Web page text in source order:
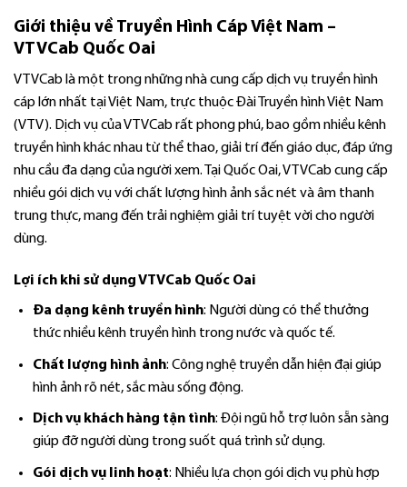
Giới thiệu về Truyền Hình Cáp Việt Nam –
VTVCab Quốc Oai
VTVCab là một trong những nhà cung cấp dịch vụ truyền hình
cáp lớn nhất tại Việt Nam, trực thuộc Đài Truyền hình Việt Nam
(VTV). Dịch vụ của VTVCab rất phong phú, bao gồm nhiều kênh
truyền hình khác nhau từ thể thao, giải trí đến giáo dục, đáp ứng
nhu cầu đa dạng của người xem. Tại Quốc Oai, VTVCab cung cấp
nhiều gói dịch vụ với chất lượng hình ảnh sắc nét và âm thanh
trung thực, mang đến trải nghiệm giải trí tuyệt vời cho người
dùng.
Lợi ích khi sử dụng VTVCab Quốc Oai
Đa dạng kênh truyền hình: Người dùng có thể thưởng
thức nhiều kênh truyền hình trong nước và quốc tế.
Chất lượng hình ảnh: Công nghệ truyền dẫn hiện đại giúp
hình ảnh rõ nét, sắc màu sống động.
Dịch vụ khách hàng tận tình: Đội ngũ hỗ trợ luôn sẵn sàng
giúp đỡ người dùng trong suốt quá trình sử dụng.
Gói dịch vụ linh hoạt: Nhiều lựa chọn gói dịch vụ phù hợp